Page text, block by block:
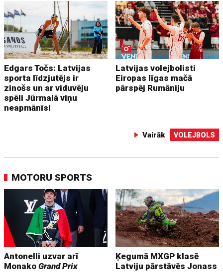
Edgars Točs: Latvijas
sporta līdzjutējs ir
zinošs un ar viduvēju
spēli Jūrmalā viņu
neapmānīsi
Latvijas volejbolisti
Eiropas līgas mačā
pārspēj Rumāniju
Vairāk VOLEJBOLS
MOTORU SPORTS
Antonelli uzvar arī
MonakoGrand Prix
Ķegumā MXGP klasē
Latviju pārstāvēs Jonass